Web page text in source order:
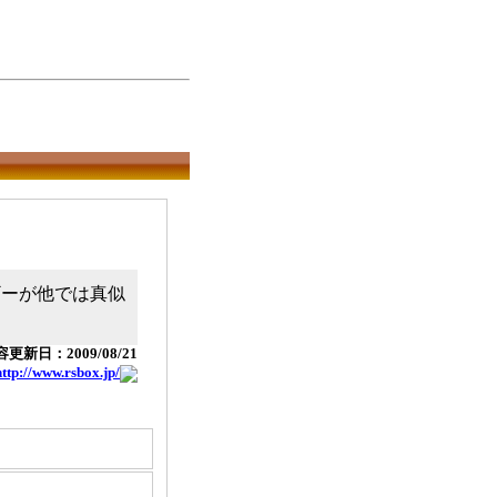
が他では真似
更新日：2009/08/21
www.rsbox.jp/